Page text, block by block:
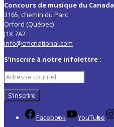
Concours de musique du Canada
3165, chemin du Parc
Orford (Québec)
J1X 7A2
info@cmcnational.com
S’inscrire à notre infolettre :
Facebook YouTube